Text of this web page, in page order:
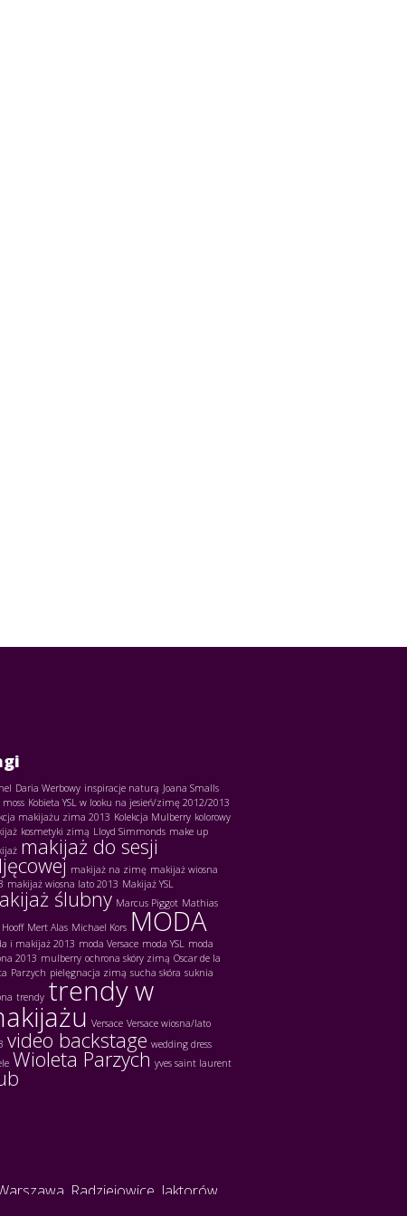
Daria Werbowy inspiracje naturą Joana Smalls
moss Kobieta YSL w looku na jesień/zimę 2012/2013
makijażu zima 2013 Kolekcja Mulberry kolorowy
kosmetyki zimą Lloyd Simmonds make up
makijaż do sesji
makijaż na zimę makijaż wiosna
makijaż wiosna lato 2013 Makijaż YSL
ślubny Marcus Piggot Mathias
Mert Alas Michael Kors MODA
i makijaż 2013 moda Versace moda YSL moda
2013 mulberry ochrona skóry zimą Oscar de la
Parzych pielęgnacja zimą sucha skóra suknia
trendy trendy w
Versace Versace wiosna/lato
video backstage wedding dress
Wioleta Parzych yves saint laurent
Radziejowice, Jaktorów,